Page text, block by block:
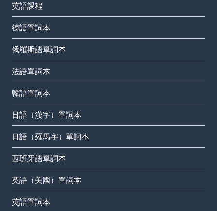
英語課程
德語單詞本
俄羅斯語單詞本
法語單詞本
韓語單詞本
日語（漢字）單詞本
日語（羅馬字）單詞本
西班牙語單詞本
英語（美國）單詞本
英語單詞本